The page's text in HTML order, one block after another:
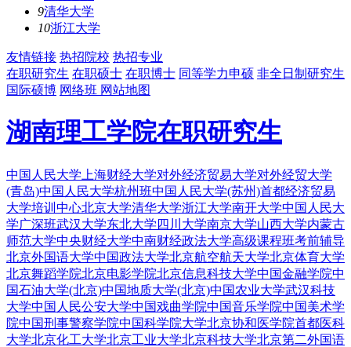
9清华大学
10浙江大学
友情链接 热招院校 热招专业
在职研究生 在职硕士 在职博士 同等学力申硕 非全日制研究生
国际硕博 网络班 网站地图
湖南理工学院在职研究生
中国人民大学 上海财经大学对外经济贸易大学对外经贸大学
(青岛)中国人民大学杭州班中国人民大学(苏州)首都经济贸易
大学培训中心北京大学清华大学浙江大学南开大学中国人民大
学广深班武汉大学东北大学 四川大学南京大学山西大学内蒙古
师范大学中央财经大学中南财经政法大学高级课程班考前辅导
北京外国语大学中国政法大学北京航空航天大学北京体育大学
北京舞蹈学院北京电影学院北京信息科技大学中国金融学院中
国石油大学(北京)中国地质大学(北京)中国农业大学武汉科技
大学中国人民公安大学中国戏曲学院中国音乐学院中国美术学
院中国刑事警察学院中国科学院大学北京协和医学院首都医科
大学北京化工大学北京工业大学北京科技大学北京第二外国语